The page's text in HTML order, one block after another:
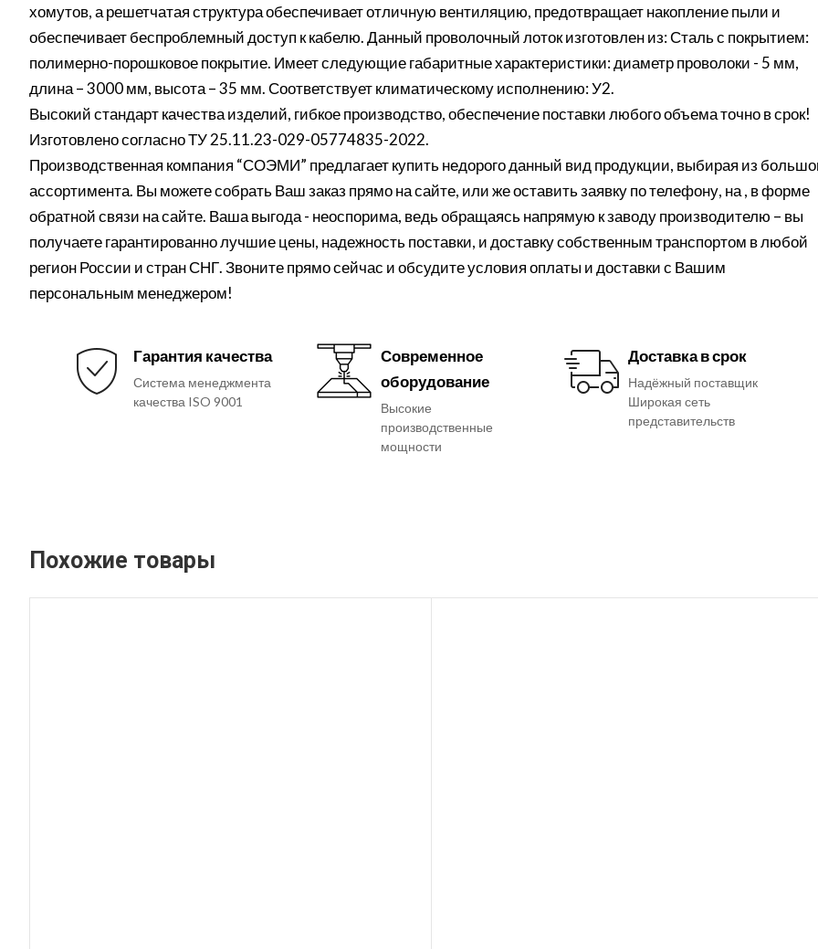
хомутов, а решетчатая структура обеспечивает отличную вентиляцию, предотвращает накопление пыли и
обеспечивает беспроблемный доступ к кабелю. Данный проволочный лоток изготовлен из: Сталь с покрытием:
полимерно-порошковое покрытие. Имеет следующие габаритные характеристики: диаметр проволоки - 5 мм,
длина – 3000 мм, высота – 35 мм. Соответствует климатическому исполнению: У2.
Высокий стандарт качества изделий, гибкое производство, обеспечение поставки любого объема точно в срок!
Изготовлено согласно ТУ 25.11.23-029-05774835-2022.
Производственная компания “СОЭМИ” предлагает купить недорого данный вид продукции, выбирая из
ассортимента. Вы можете собрать Ваш заказ прямо на сайте, или же оставить заявку по телефону, на , в форме
обратной связи на сайте. Ваша выгода - неоспорима, ведь обращаясь напрямую к заводу производителю – вы
получаете гарантированно лучшие цены, надежность поставки, и доставку собственным транспортом в любой
регион России и стран СНГ. Звоните прямо сейчас и обсудите условия оплаты и доставки с Вашим
персональным менеджером!
Гарантия качества
Система менеджмента
качества ISO 9001
Современное
оборудование
Высокие
производственные
мощности
Доставка в срок
Надёжный поставщик
Широкая сеть
представительств
Похожие товары